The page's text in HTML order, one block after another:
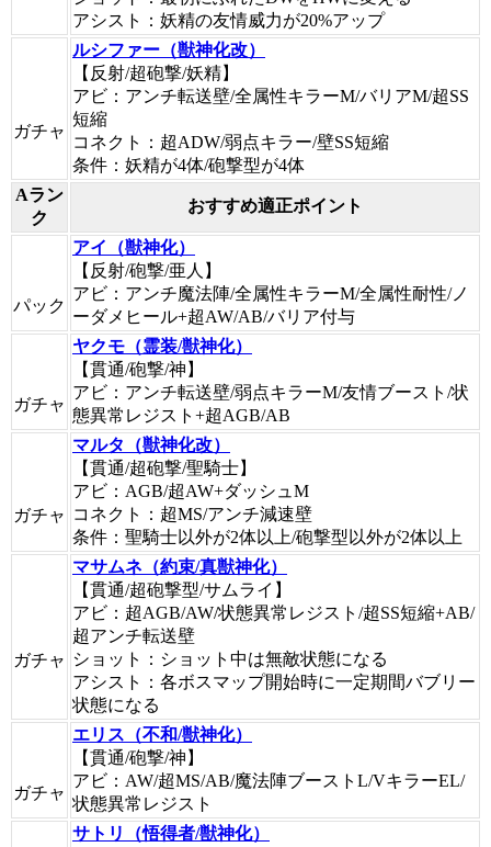
アシスト：妖精の友情威力が20%アップ
ガチャ
ルシファー（獣神化改）
【反射/超砲撃/妖精】
アビ：アンチ転送壁/全属性キラーM/バリアM/超SS
短縮
コネクト：超ADW/弱点キラー/壁SS短縮
条件：妖精が4体/砲撃型が4体
Aラン
ク
おすすめ適正ポイント
パック
アイ（獣神化）
【反射/砲撃/亜人】
アビ：アンチ魔法陣/全属性キラーM/全属性耐性/ノ
ーダメヒール+超AW/AB/バリア付与
ガチャ
ヤクモ（霊装/獣神化）
【貫通/砲撃/神】
アビ：アンチ転送壁/弱点キラーM/友情ブースト/状
態異常レジスト+超AGB/AB
ガチャ
マルタ（獣神化改）
【貫通/超砲撃/聖騎士】
アビ：AGB/超AW+ダッシュM
コネクト：超MS/アンチ減速壁
条件：聖騎士以外が2体以上/砲撃型以外が2体以上
ガチャ
マサムネ（約束/真獣神化）
【貫通/超砲撃型/サムライ】
アビ：超AGB/AW/状態異常レジスト/超SS短縮+AB/
超アンチ転送壁
ショット：ショット中は無敵状態になる
アシスト：各ボスマップ開始時に一定期間バブリー
状態になる
ガチャ
エリス（不和/獣神化）
【貫通/砲撃/神】
アビ：AW/超MS/AB/魔法陣ブーストL/VキラーEL/
状態異常レジスト
サトリ（悟得者/獣神化）